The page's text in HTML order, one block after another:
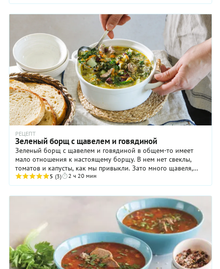
РЕЦЕПТ
Зеленый борщ с щавелем и говядиной
Зеленый борщ с щавелем и говядиной в общем-то имеет
мало отношения к настоящему борщу. В нем нет свеклы,
томатов и капусты, как мы привыкли. Зато много щавеля,
который придает супу тот самый ...
5 (3) 2 ч 20 мин